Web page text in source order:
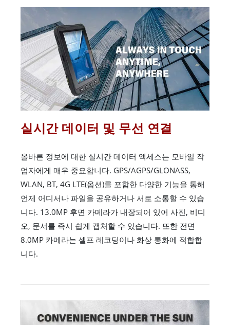
실시간 데이터 및 무선 연결
올바른 정보에 대한 실시간 데이터 액세스는 모바일 작
업자에게 매우 중요합니다. GPS/AGPS/GLONASS,
WLAN, BT, 4G LTE(옵션)를 포함한 다양한 기능을 통해
언제 어디서나 파일을 공유하거나 서로 소통할 수 있습
니다. 13.0MP 후면 카메라가 내장되어 있어 사진, 비디
오, 문서를 즉시 쉽게 캡처할 수 있습니다. 또한 전면
8.0MP 카메라는 셀프 레코딩이나 화상 통화에 적합합
니다.